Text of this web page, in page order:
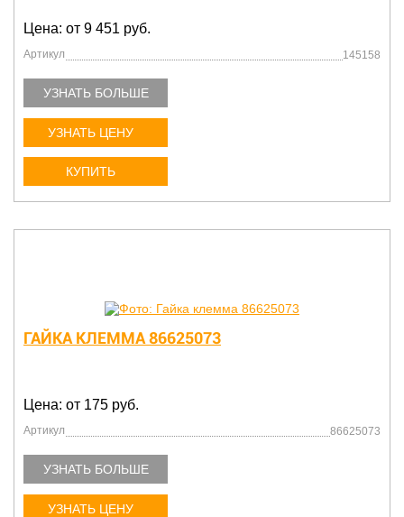
Цена: от 9 451 руб.
Артикул 145158
УЗНАТЬ БОЛЬШЕ
УЗНАТЬ ЦЕНУ
КУПИТЬ
ГАЙКА КЛЕММА 86625073
Цена: от 175 руб.
Артикул 86625073
УЗНАТЬ БОЛЬШЕ
УЗНАТЬ ЦЕНУ